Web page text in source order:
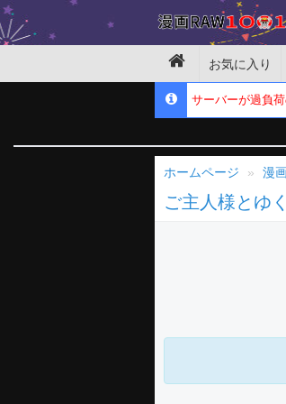
お気に入り
サーバーが過負
ホームページ 漫
ご主人様とゆ